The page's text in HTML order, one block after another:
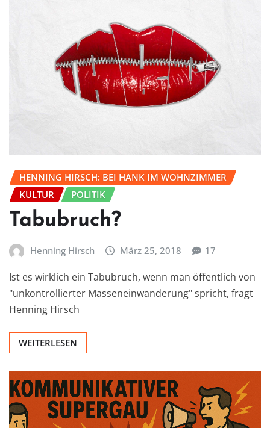
HENNING HIRSCH: BEI HANK IM WOHNZIMMER
KULTUR
POLITIK
Tabubruch?
Henning Hirsch März 25, 2018 17
Ist es wirklich ein Tabubruch, wenn man öffentlich von
"unkontrollierter Masseneinwanderung" spricht, fragt
Henning Hirsch
WEITERLESEN